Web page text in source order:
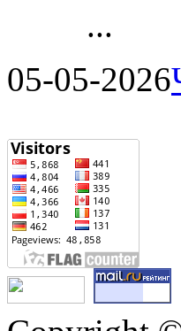
...
05-05-2026